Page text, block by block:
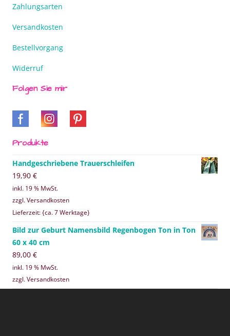
Zahlungsarten
Versandkosten
Bestellvorgang
Widerruf
Folgen Sie mir
Produkte
Handgeschriebene Trauerschleifen
19,90 €
inkl. 19 % MwSt.
zzgl. Versandkosten
Lieferzeit: {ca. 7 Werktage}
Bild zur Geburt Namensbild Regenbogen Ton in Ton
60 x 40 cm
89,00 €
inkl. 19 % MwSt.
zzgl. Versandkosten